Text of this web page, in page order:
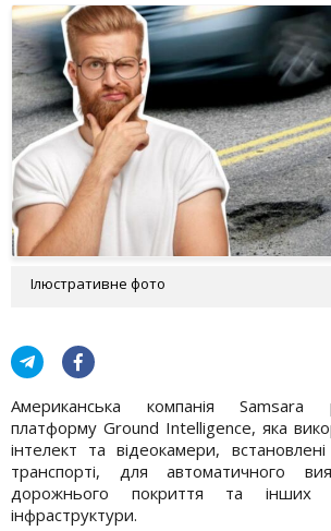
Ілюстративне фото
Американська компанія Samsara
платформу Ground Intelligence, яка
інтелект та відеокамери,
транспорті, для автоматичного
дорожнього покриття та інших
інфраструктури.